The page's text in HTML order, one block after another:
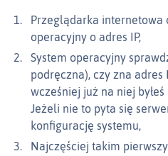
Przeglądarka internetowa
operacyjny o adres IP,
System operacyjny
podręczna), czy zna adres
wcześniej już na niej
Jeżeli nie to pyta się
konfigurację systemu,
Najczęściej takim